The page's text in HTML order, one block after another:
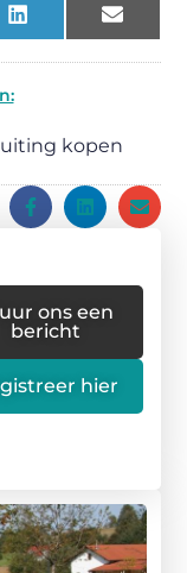
LinkedIn Email
kopen
ons een
bericht
hier